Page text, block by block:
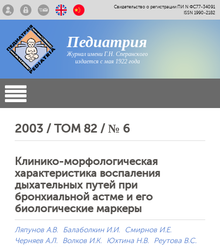
Свидетельство о регистрации ПИ N ФС77-34091
ISSN 1990-2182
Педиатрия
Журнал имени Г.Н. Сперанского
издается с мая 1922 года
2003 / ТОМ 82 / № 6
Клинико-морфологическая
характеристика воспаления
дыхательных путей при
бронхиальной астме и его
биологические маркеры
Ляпунов А.В. Балаболкин И.И.
Смирнов И.Е.
Черняев А.Л.
Волков И.К. Юхтина Н.В.
Реутова В.С.